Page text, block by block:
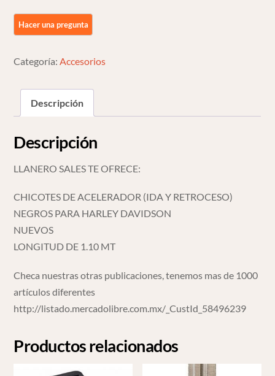
Para
Davidson
Mt
cantidad
Categoría: Accesorios
Descripción
Descripción
LLANERO SALES TE OFRECE:
CHICOTES DE ACELERADOR (IDA Y RETROCESO)
NEGROS PARA HARLEY DAVIDSON
NUEVOS
LONGITUD DE 1.10 MT
Checa nuestras otras publicaciones, tenemos mas de 1000
artículos diferentes
http://listado.mercadolibre.com.mx/_CustId_58496239
Productos relacionados